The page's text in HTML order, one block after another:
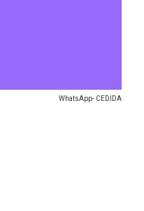
WhatsApp- CEDIDA